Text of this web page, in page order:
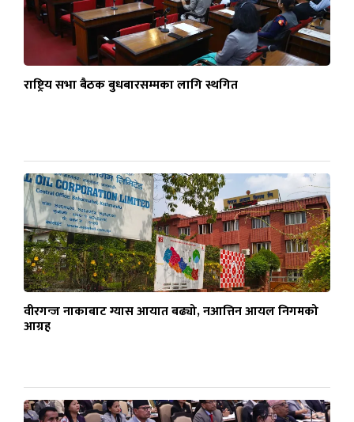
राष्ट्रिय सभा बैठक बुधबारसम्मका लागि स्थगित
वीरगन्ज नाकाबाट ग्यास आयात बढ्यो, नआत्तिन आयल निगमको
आग्रह